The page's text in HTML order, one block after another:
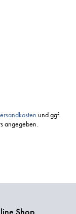
und ggf.
angegeben.